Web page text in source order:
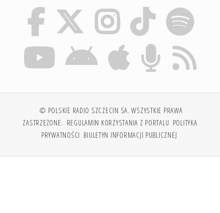
© POLSKIE RADIO SZCZECIN SA. WSZYSTKIE PRAWA
ZASTRZEŻONE. REGULAMIN KORZYSTANIA Z PORTALU POLITYKA
PRYWATNOŚCI BIULETYN INFORMACJI PUBLICZNEJ